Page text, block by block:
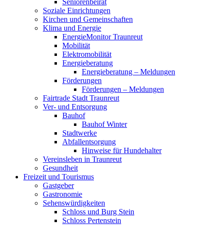
Seniorenbeirat
Soziale Einrichtungen
Kirchen und Gemeinschaften
Klima und Energie
EnergieMonitor Traunreut
Mobilität
Elektromobilität
Energieberatung
Energieberatung – Meldungen
Förderungen
Förderungen – Meldungen
Fairtrade Stadt Traunreut
Ver- und Entsorgung
Bauhof
Bauhof Winter
Stadtwerke
Abfallentsorgung
Hinweise für Hundehalter
Vereinsleben in Traunreut
Gesundheit
Freizeit und Tourismus
Gastgeber
Gastronomie
Sehenswürdigkeiten
Schloss und Burg Stein
Schloss Pertenstein